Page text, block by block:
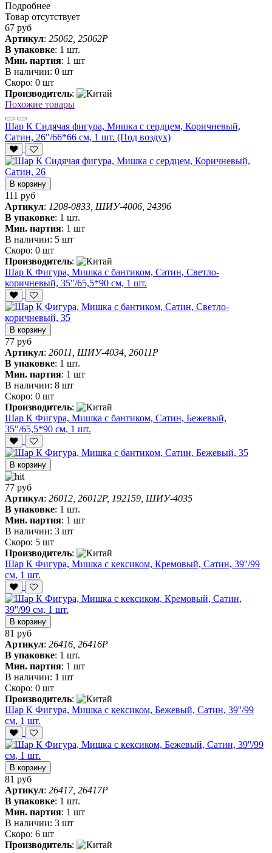
Подробнее
Товар отсутствует
67 руб
Артикул: 25062, 25062P
В упаковке: 1 шт.
Мин. партия: 1 шт
В наличии: 0 шт
Скоро: 0 шт
Производитель:
Похожие товары
Шар К Сидячая фигура, Мишка с сердцем, Коричневый,
Сатин, 26"/66*66 см, 1 шт. (Под воздух)
В корзину
111 руб
Артикул: 1208-0833, ШИУ-4006, 24396
В упаковке: 1 шт.
Мин. партия: 1 шт
В наличии: 5 шт
Скоро: 0 шт
Производитель:
Шар К Фигура, Мишка с бантиком, Сатин, Светло-
коричневый, 35"/65,5*90 см, 1 шт.
В корзину
77 руб
Артикул: 26011, ШИУ-4034, 26011P
В упаковке: 1 шт.
Мин. партия: 1 шт
В наличии: 8 шт
Скоро: 0 шт
Производитель:
Шар К Фигура, Мишка с бантиком, Сатин, Бежевый,
35"/65,5*90 см, 1 шт.
В корзину
77 руб
Артикул: 26012, 26012P, 192159, ШИУ-4035
В упаковке: 1 шт.
Мин. партия: 1 шт
В наличии: 3 шт
Скоро: 5 шт
Производитель:
Шар К Фигура, Мишка с кексиком, Кремовый, Сатин, 39''/99
см, 1 шт.
В корзину
81 руб
Артикул: 26416, 26416P
В упаковке: 1 шт.
Мин. партия: 1 шт
В наличии: 1 шт
Скоро: 0 шт
Производитель:
Шар К Фигура, Мишка с кексиком, Бежевый, Сатин, 39''/99
см, 1 шт.
В корзину
81 руб
Артикул: 26417, 26417P
В упаковке: 1 шт.
Мин. партия: 1 шт
В наличии: 3 шт
Скоро: 6 шт
Производитель: